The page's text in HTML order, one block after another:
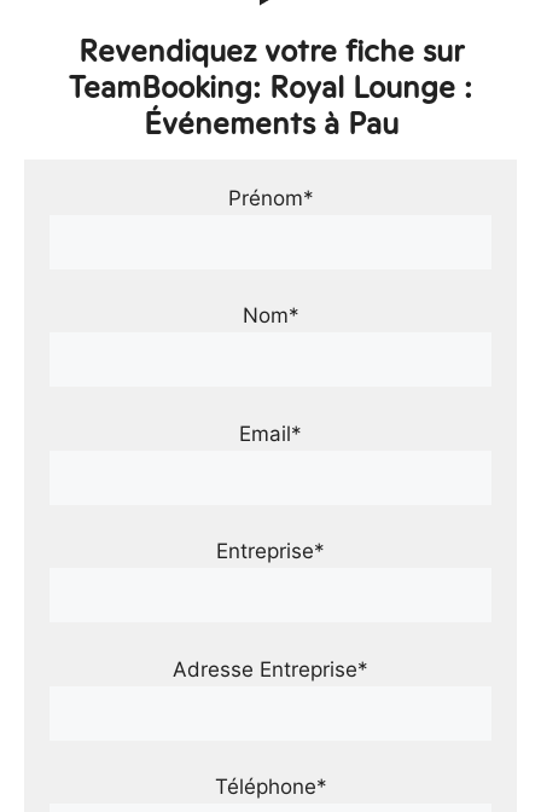
Revendiquez votre fiche sur
TeamBooking: Royal Lounge :
Événements à Pau
Prénom*
Nom*
Email*
Entreprise*
Adresse Entreprise*
Téléphone*